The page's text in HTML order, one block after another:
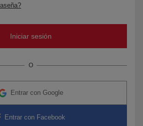
O
Entrar con Google
Entrar con Facebook